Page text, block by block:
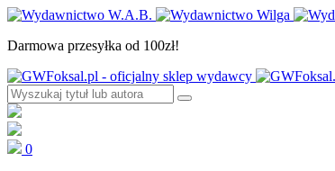
Darmowa przesyłka od 100zł!
0